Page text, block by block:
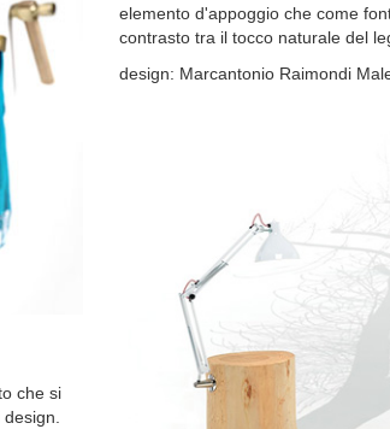
che si
elemento d'appoggio che come
contrasto tra il tocco naturale del
design: Marcantonio Raimondi